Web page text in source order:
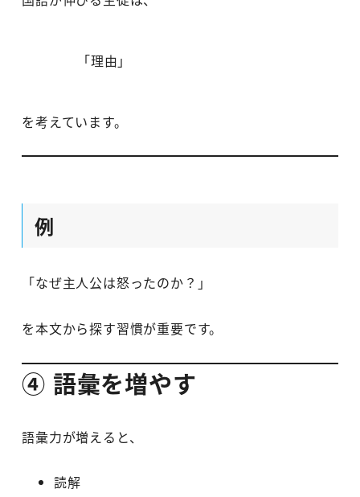
「理由」
を考えています。
例
「なぜ主人公は怒ったのか？」
を本文から探す習慣が重要です。
④ 語彙を増やす
語彙力が増えると、
読解